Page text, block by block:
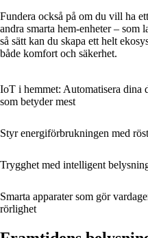
Fundera också på om du vill ha
andra smarta hem-enheter – som
så sätt kan du skapa ett helt
både komfort och säkerhet.
IoT i hemmet: Automatisera dina
som betyder mest
Styr energiförbrukningen med
Trygghet med intelligent
Smarta apparater som gör
rörlighet